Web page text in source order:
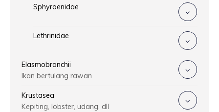
Sphyraenidae
Lethrinidae
Elasmobranchii
Ikan bertulang rawan
Krustasea
Kepiting, lobster, udang, dll